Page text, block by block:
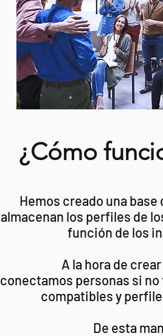
¿Cómo
Hemos creado una
almacenan los perfiles de
función de los
A la hora de
conectamos personas si
compatibles y
De esta